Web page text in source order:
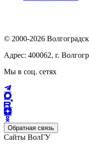
© 2000-2026
Адрес: 400062, г.
Мы в соц. сетях
Обратная связь
Сайты ВолГУ